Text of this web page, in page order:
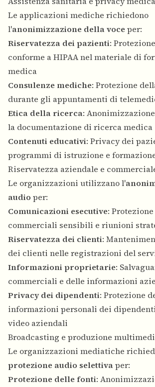
Le applicazioni mediche richiedono
l'anonimizzazione della voce per:
Riservatezza dei pazienti:
conforme a HIPAA nel materiale di
medica
Consulenze mediche: Protezione
durante gli appuntamenti di
Etica della ricerca:
la documentazione di ricerca medica
Contenuti educativi: Privacy dei
programmi di istruzione e
Riservatezza aziendale e
Le organizzazioni utilizzano l'
audio per:
Comunicazioni esecutive:
commerciali sensibili e riunioni
Riservatezza dei clienti:
dei clienti nelle registrazioni del
Informazioni proprietarie:
commerciali e delle informazioni
Privacy dei dipendenti: Protezione
informazioni personali dei
video aziendali
Broadcasting e produzione
Le organizzazioni mediatiche
protezione audio selettivaper:
Protezione delle fonti: